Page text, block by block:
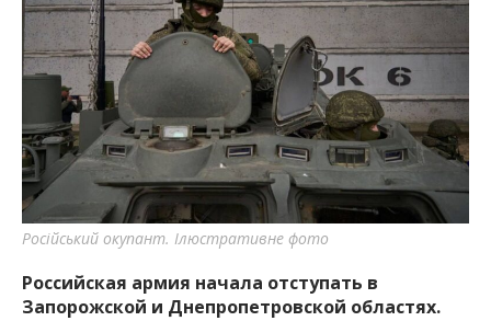
Російський окупант. Ілюстративне фото
Российская армия начала отступать в
Запорожской и Днепропетровской областях.